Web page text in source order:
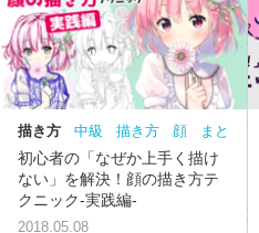
描き方 中級 描き方 顔
まと
め
初心者の「なぜか上手く描け
ない」を解決！顔の描き方テ
クニック-実践編-
2018.05.08